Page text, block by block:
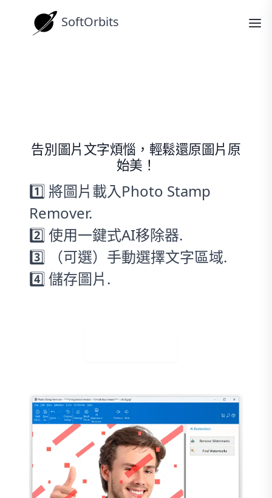
SoftOrbits
告別圖片文字煩惱，輕鬆還原圖片原
始美！
1️⃣ 將圖片載入Photo Stamp
Remover.
2️⃣ 使用一鍵式AI移除器.
3️⃣ （可選）手動選擇文字區域.
4️⃣ 儲存圖片.